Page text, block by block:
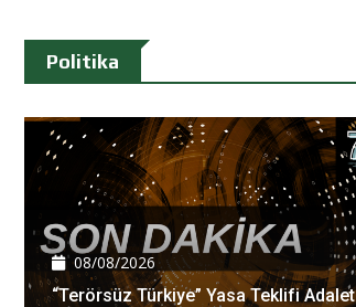
Politika
08/08/2026
“Terörsüz Türkiye” Yasa Teklifi Adalet